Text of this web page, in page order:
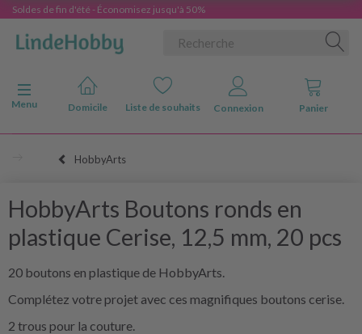
Soldes de fin d'été - Économisez jusqu'à 50%
Basculer la navigation
Menu
Domicile Liste de souhaits Connexion Panier
HobbyArts
HobbyArts Boutons ronds en
plastique Cerise, 12,5 mm, 20 pcs
20 boutons en plastique de HobbyArts.
Complétez votre projet avec ces magnifiques boutons cerise.
2 trous pour la couture.